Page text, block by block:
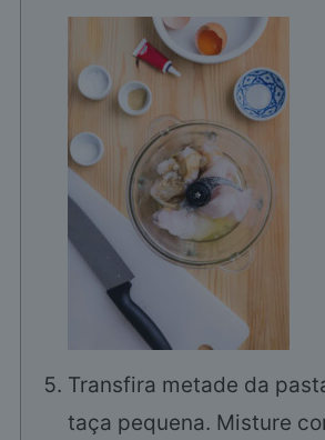
Transfira metade da
taça pequena. Misture